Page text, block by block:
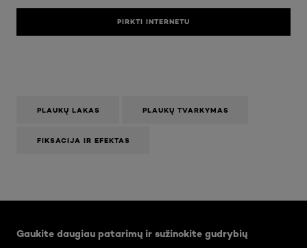
PIRKTI INTERNETU
PLAUKŲ LAKAS PLAUKŲ TVARKYMAS
FIKSACIJA IR EFEKTAS
Gaukite daugiau patarimų ir sužinokite gudrybių